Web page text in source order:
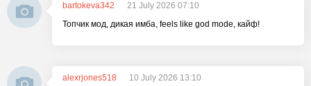
bartokeva342
21 July 2026 07:10
Топчик мод, дикая имба, feels like god mode, кайф!
alexrjones518
10 July 2026 13:10